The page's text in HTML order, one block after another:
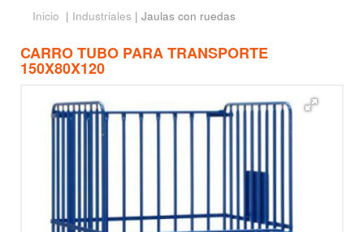
Inicio | Industriales | Jaulas con ruedas
CARRO TUBO PARA TRANSPORTE
150X80X120